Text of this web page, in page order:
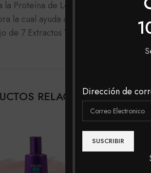
Dirección de
la Proteína de Leche que es uno de
la cual ayuda a retener la
de 7 Extractos Vegetales de gran
RELACIONADOS
SOLD